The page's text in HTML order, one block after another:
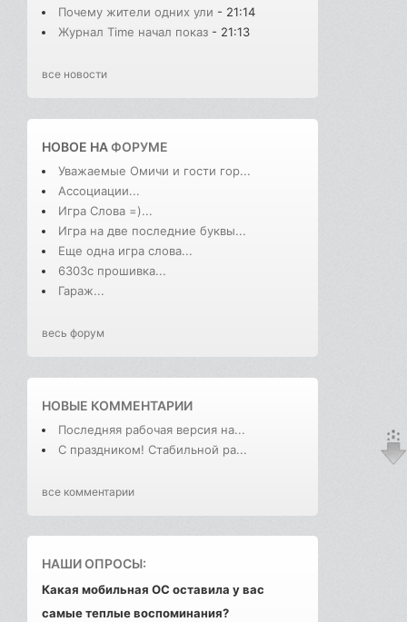
Почему жители одних ули - 21:14
Журнал Time начал показ - 21:13
все новости
НОВОЕ НАФОРУМЕ
Уважаемые Омичи и гости гор...
Ассоциации...
Игра Слова =)...
Игра на две последние буквы...
Еще одна игра слова...
6303с прошивка...
Гараж...
весь форум
НОВЫЕ КОММЕНТАРИИ
Последняя рабочая версия на...
С праздником! Стабильной ра...
все комментарии
НАШИ ОПРОСЫ:
Какая мобильная ОС оставила у вас
самые теплые воспоминания?